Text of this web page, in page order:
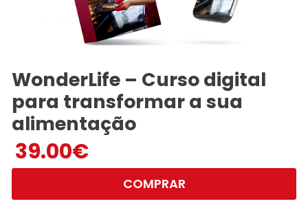
WonderLife – Curso digital
para transformar a sua
alimentação
39.00€
COMPRAR